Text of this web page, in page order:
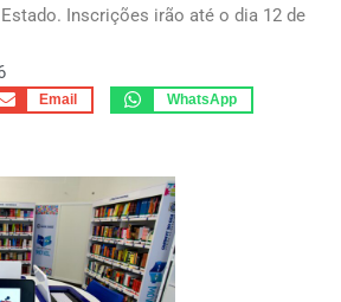
Inscrições irão até o dia 12 de
Email WhatsApp